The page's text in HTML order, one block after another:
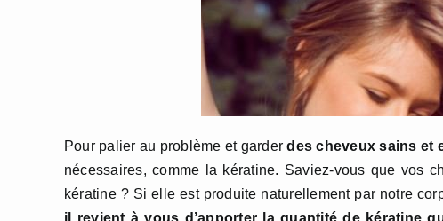
Pour palier au problème et garderdes cheveux sains et
nécessaires, comme la kératine. Saviez-vous que vos
kératine ? Si elle est produite naturellement par notre
il revient à vous d’apporter la quantité de kératine